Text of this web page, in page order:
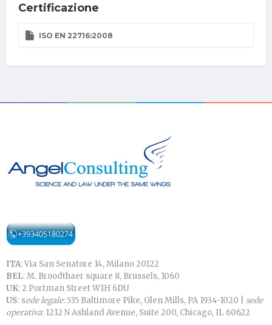
Certificazione
ISO EN 22716:2008
ITA: Via San Senatore 14, Milano 20122
BEL: M. Broodthaer square 8, Brussels, 1060
UK: 2 Portman Street W1H 6DU
US: sede legale: 535 Baltimore Pike, Glen Mills, PA 1934-1020 |
sede
operativa: 1212 N Ashland Avenue, Suite 200, Chicago, IL 60622